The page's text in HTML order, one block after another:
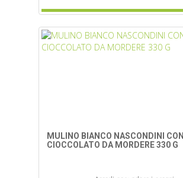
MULINO BIANCO NASCONDINI CON
CIOCCOLATO DA MORDERE 330 G